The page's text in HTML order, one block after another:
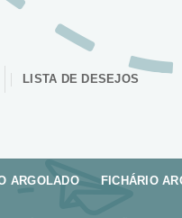
LISTA DE DESEJOS
ARGOLADO FICHÁRIO